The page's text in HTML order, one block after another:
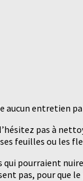
aucun entretien
pas à
feuilles ou les
pourraient
pas, pour que